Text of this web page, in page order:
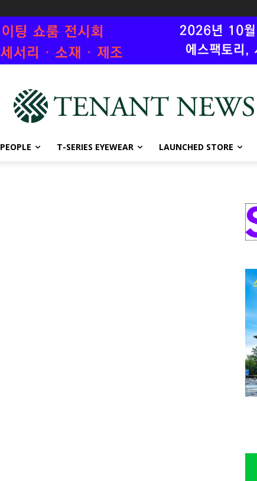
PEOPLE T-SERIES EYEWEAR LAUNCHED STORE